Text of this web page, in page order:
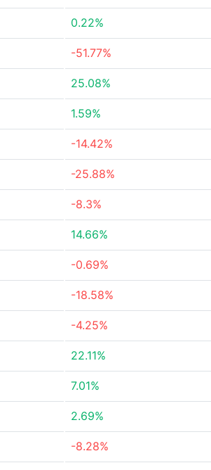
0.22%
-51.77%
25.08%
1.59%
-14.42%
-25.88%
-8.3%
14.66%
-0.69%
-18.58%
-4.25%
22.11%
7.01%
2.69%
-8.28%